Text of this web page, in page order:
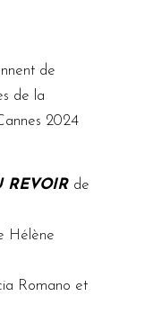
de
de la
2024
REVOIR de
Hélène
Romano et